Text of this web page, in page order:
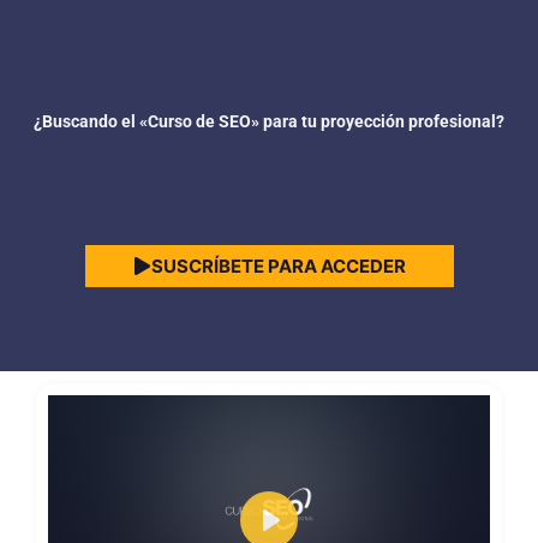
¿Buscando el «Curso de SEO» para tu proyección profesional?
SUSCRÍBETE PARA ACCEDER